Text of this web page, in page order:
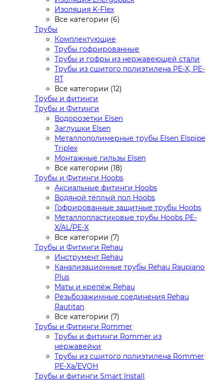
Изоляция K-Flex
Все категории (6)
Трубы
Комплектующие
Трубы гофрированные
Трубы и гофры из нержавеющей стали
Трубы из сшитого полиэтилена PE-X, PE-
RT
Все категории (12)
Трубы и фитинги
Трубы и Фитинги
Водорозетки Elsen
Заглушки Elsen
Металлополимерные трубы Elsen Elspipe
Triplex
Монтажные гильзы Elsen
Все категории (18)
Трубы и Фитинги Hoobs
Аксиальные фитинги Hoobs
Водяной тёплый пол Hoobs
Гофрированные защитные трубы Hoobs
Металлопластиковые трубы Hoobs PE-
X/AL/PE-X
Все категории (7)
Трубы и Фитинги Rehau
Инструмент Rehau
Канализационные трубы Rehau Raupiano
Plus
Маты и крепёж Rehau
Резьбозажимные соединения Rehau
Rautitan
Все категории (7)
Трубы и Фитинги Rommer
Трубы и фитинги Rommer из
нержавейки
Трубы из сшитого полиэтилена Rommer
PE-Xa/EVOH
Трубы и фитинги Smart Install